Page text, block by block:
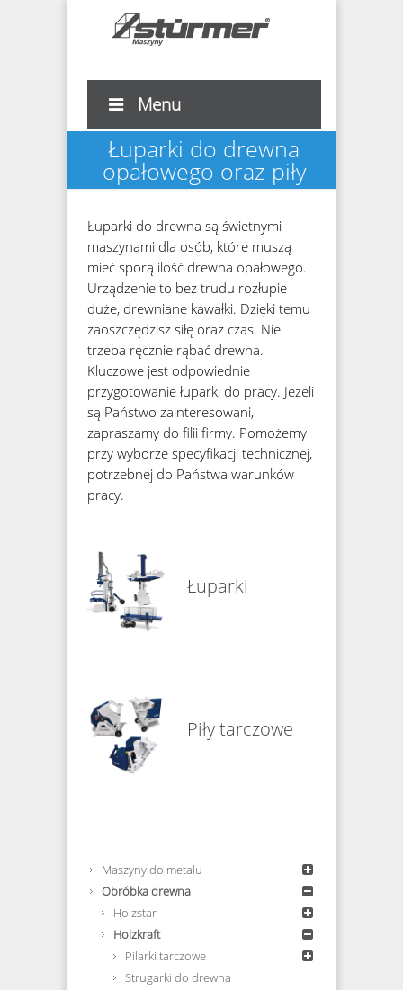
Menu
Łuparki do drewna
opałowego oraz piły
Łuparki do drewna są świetnymi
maszynami dla osób, które muszą
mieć sporą ilość drewna opałowego.
Urządzenie to bez trudu rozłupie
duże, drewniane kawałki. Dzięki temu
zaoszczędzisz siłę oraz czas. Nie
trzeba ręcznie rąbać drewna.
Kluczowe jest odpowiednie
przygotowanie łuparki do pracy. Jeżeli
są Państwo zainteresowani,
zapraszamy do filii firmy. Pomożemy
przy wyborze specyfikacji technicznej,
potrzebnej do Państwa warunków
pracy.
Łuparki
Piły tarczowe
Maszyny do metalu
Obróbka drewna
Holzstar
Holzkraft
Pilarki tarczowe
Strugarki do drewna